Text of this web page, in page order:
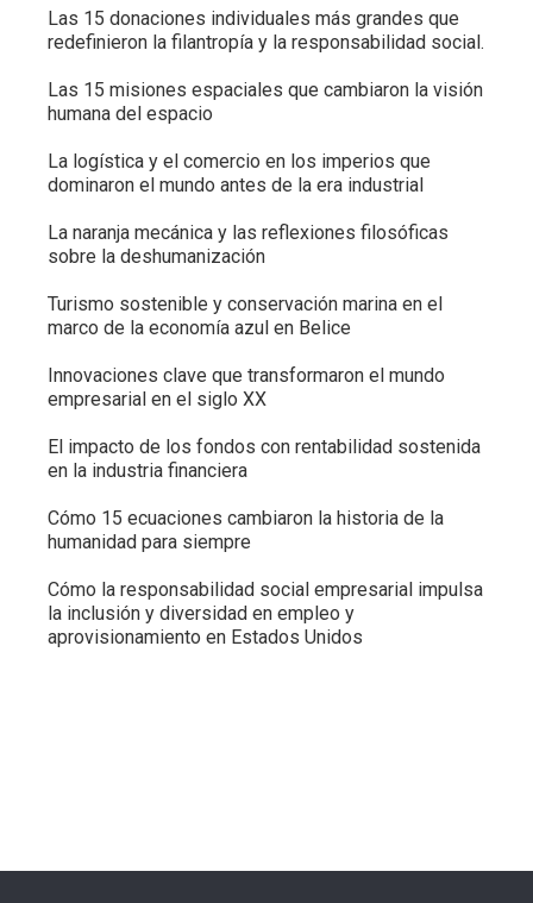
Las 15 donaciones individuales más grandes que
redefinieron la filantropía y la responsabilidad social.
Las 15 misiones espaciales que cambiaron la visión
humana del espacio
La logística y el comercio en los imperios que
dominaron el mundo antes de la era industrial
La naranja mecánica y las reflexiones filosóficas
sobre la deshumanización
Turismo sostenible y conservación marina en el
marco de la economía azul en Belice
Innovaciones clave que transformaron el mundo
empresarial en el siglo XX
El impacto de los fondos con rentabilidad sostenida
en la industria financiera
Cómo 15 ecuaciones cambiaron la historia de la
humanidad para siempre
Cómo la responsabilidad social empresarial impulsa
la inclusión y diversidad en empleo y
aprovisionamiento en Estados Unidos